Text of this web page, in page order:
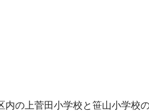
の上菅田小学校と笹山小学校